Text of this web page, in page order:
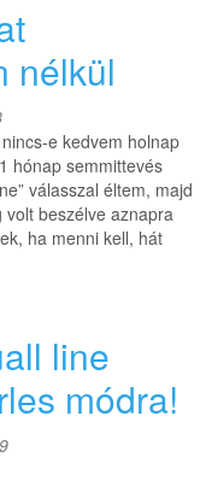
nélkül
e kedvem holnap
hónap semmittevés
válasszal éltem, majd
beszélve aznapra
ha menni kell, hát
line
módra!